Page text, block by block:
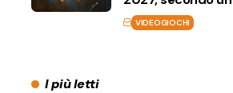
VIDEOGIOCHI
I più letti